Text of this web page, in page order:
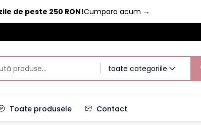
de peste 250 RON!Cumpara acum →
toate categoriile
Toate produsele Contact